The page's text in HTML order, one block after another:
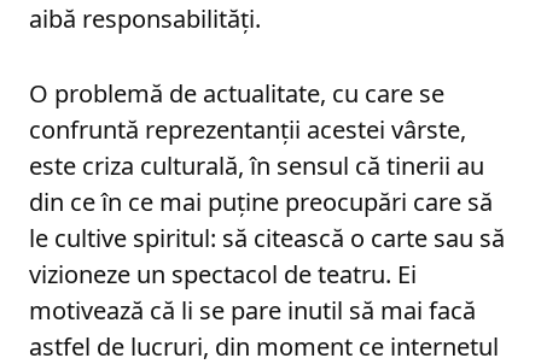
aibă responsabilități.
O problemă de actualitate, cu care se
confruntă reprezentanții acestei vârste,
este criza culturală, în sensul că tinerii au
din ce în ce mai puține preocupări care să
le cultive spiritul: să citească o carte sau să
vizioneze un spectacol de teatru. Ei
motivează că li se pare inutil să mai facă
astfel de lucruri, din moment ce internetul